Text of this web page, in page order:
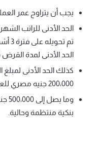
يجب أن يتراوح عمر العملاء بين
تم تحويله على فترة 3 أشهر أو أكثر.
الحد الأدنى لمدة القرض 6 أشهر والحد الأقصى 8 سنوات.
200،000 جنيه مصري للعملاء الجدد.
بنكية منتظمة وحالية.